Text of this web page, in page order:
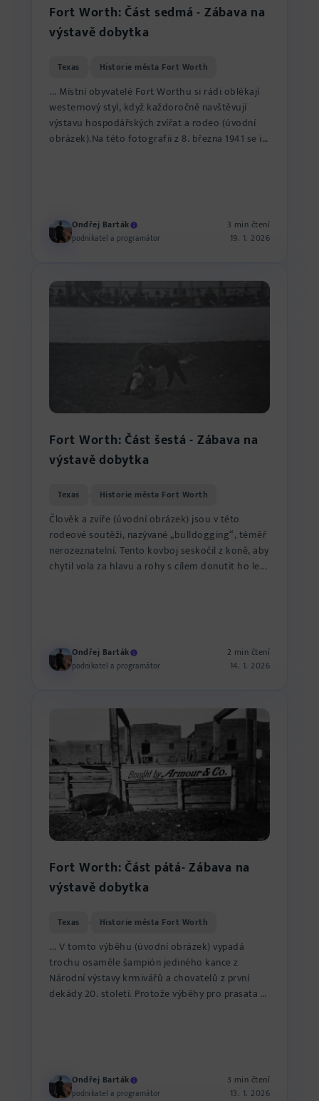
Fort Worth: Část sedmá - Zábava na
výstavě dobytka
Texas Historie města Fort Worth
... Místní obyvatelé Fort Worthu si rádi oblékají
westernový styl, když každoročně navštěvují
výstavu hospodářských zvířat a rodeo (úvodní
obrázek).Na této fotografii z 8. března 1941 se i
Ondřej Barták
podnikatel a programátor
3 min čtení
19. 1. 2026
Fort Worth: Část šestá - Zábava na
výstavě dobytka
Texas Historie města Fort Worth
Člověk a zvíře (úvodní obrázek) jsou v této
rodeové soutěži, nazývané „bulldogging“, téměř
nerozeznatelní. Tento kovboj seskočil z koně, aby
chytil vola za hlavu a rohy s cílem donutit ho le...
Ondřej Barták
podnikatel a programátor
2 min čtení
14. 1. 2026
Fort Worth: Část pátá- Zábava na
výstavě dobytka
Texas Historie města Fort Worth
... V tomto výběhu (úvodní obrázek) vypadá
trochu osaměle šampión jediného kance z
Národní výstavy krmivářů a chovatelů z první
dekády 20. století. Protože výběhy pro prasata a
Ondřej Barták
podnikatel a programátor
3 min čtení
13. 1. 2026